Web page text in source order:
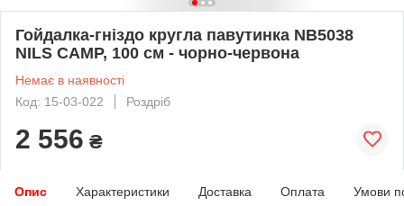
Гойдалка-гніздо кругла павутинка NB5038
NILS CAMP, 100 см - чорно-червона
Немає в наявності
Код: 15-03-022
Роздріб
2 556 ₴
Опис Характеристики Доставка Оплата Умови